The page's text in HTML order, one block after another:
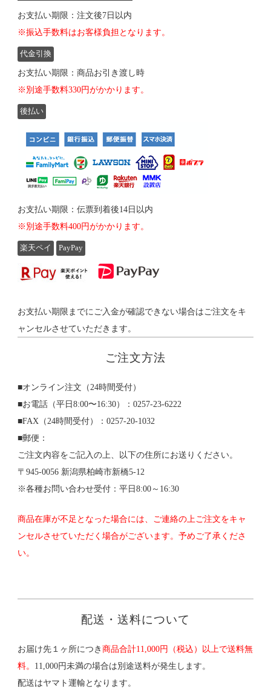
お支払い期限：注文後7日以内
※振込手数料はお客様負担となります。
代金引換
お支払い期限：商品お引き渡し時
※別途手数料330円がかかります。
後払い
お支払い期限：伝票到着後14日以内
※別途手数料400円がかかります。
楽天ペイ PayPay
お支払い期限までにご入金が確認できない場合はご注文をキ
ャンセルさせていただきます。
ご注文方法
■オンライン注文（24時間受付）
■お電話（平日8:00〜16:30）：0257-23-6222
■FAX（24時間受付）：0257-20-1032
■郵便：
ご注文内容をご記入の上、以下の住所にお送りください。
〒945-0056 新潟県柏崎市新橋5-12
※各種お問い合わせ受付：平日8:00～16:30
商品在庫が不足となった場合には、ご連絡の上ご注文をキャ
ンセルさせていただく場合がございます。予めご了承くださ
い。
配送・送料について
お届け先１ヶ所につき商品合計11,000円（税込）以上で送料無
料。 11,000円未満の場合は別途送料が発生します。
配送はヤマト運輸となります。